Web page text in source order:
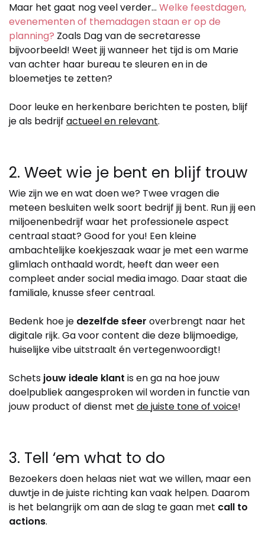
Maar het gaat nog veel verder… Welke feestdagen,
evenementen of themadagen staan er op de
planning? Zoals Dag van de secretaresse
bijvoorbeeld! Weet jij wanneer het tijd is om Marie
van achter haar bureau te sleuren en in de
bloemetjes te zetten?
Door leuke en herkenbare berichten te posten, blijf
je als bedrijf actueel en relevant.
2. Weet wie je bent en blijf trouw
Wie zijn we en wat doen we? Twee vragen die
meteen besluiten welk soort bedrijf jij bent. Run jij een
miljoenenbedrijf waar het professionele aspect
centraal staat? Good for you! Een kleine
ambachtelijke koekjeszaak waar je met een warme
glimlach onthaald wordt, heeft dan weer een
compleet ander social media imago. Daar staat die
familiale, knusse sfeer centraal.
Bedenk hoe je dezelfde sfeer overbrengt naar het
digitale rijk. Ga voor content die deze blijmoedige,
huiselijke vibe uitstraalt én vertegenwoordigt!
Schets jouw ideale klant is en ga na hoe jouw
doelpubliek aangesproken wil worden in functie van
jouw product of dienst met de juiste tone of voice!
3. Tell ‘em what to do
Bezoekers doen helaas niet wat we willen, maar een
duwtje in de juiste richting kan vaak helpen. Daarom
is het belangrijk om aan de slag te gaan met call to
actions.